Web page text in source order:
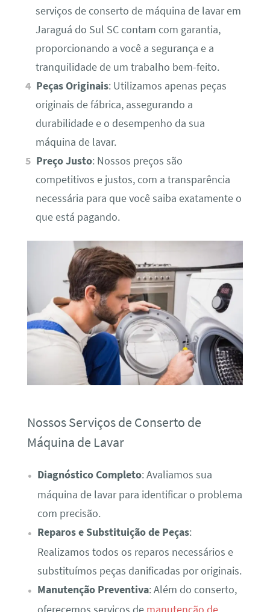
serviços de conserto de máquina de lavar em
Jaraguá do Sul SC contam com garantia,
proporcionando a você a segurança e a
tranquilidade de um trabalho bem-feito.
Peças Originais: Utilizamos apenas peças
originais de fábrica, assegurando a
durabilidade e o desempenho da sua
máquina de lavar.
Preço Justo: Nossos preços são
competitivos e justos, com a transparência
necessária para que você saiba exatamente o
que está pagando.
Nossos Serviços de Conserto de
Máquina de Lavar
Diagnóstico Completo: Avaliamos sua
máquina de lavar para identificar o problema
com precisão.
Reparos e Substituição de Peças:
Realizamos todos os reparos necessários e
substituímos peças danificadas por originais.
Manutenção Preventiva: Além do conserto,